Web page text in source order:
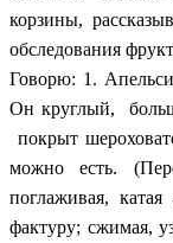
корзины,
обследования
Говорю: 1.
Он круглый,
покрыт
можно есть.
поглаживая,
фактуру; сжимая,